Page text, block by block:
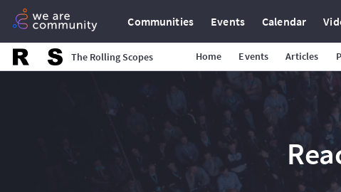
Communities Events Calendar
The Rolling Scopes Home Events Articles